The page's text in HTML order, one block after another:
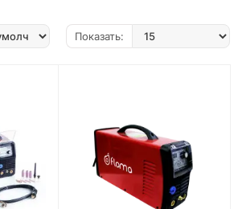
Показать: